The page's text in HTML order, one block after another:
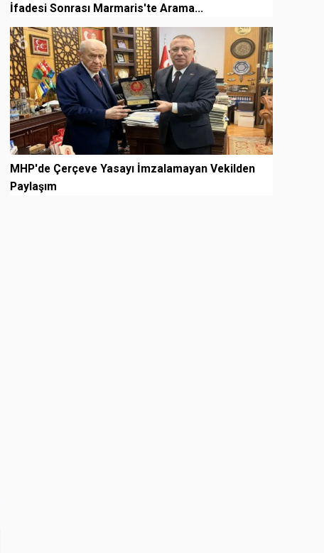
İfadesi Sonrası Marmaris'te Arama...
6
MHP'de Çerçeve Yasayı İmzalamayan Vekilden
Paylaşım